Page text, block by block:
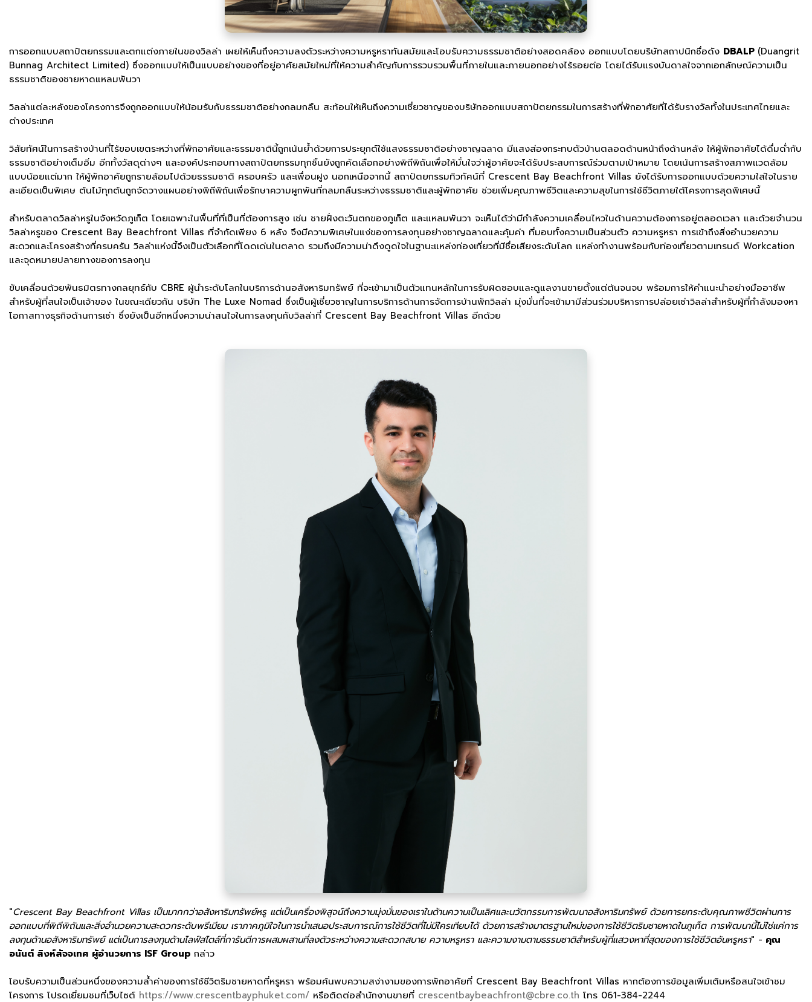
การออกแบบสถาปัตยกรรมและตกแต่งภายในของวิลล่า เผยให้เห็นถึงความลงตัวระหว่างความหรูหราทันสมัยและโอบรับความธรรมชาติอย่างสอดคล้อง ออกแบบโดยบริษัทสถาปนิกชื่อดัง DBALP (Duangrit
Bunnag Architect Limited) ซึ่งออกแบบให้เป็นแบบอย่างของที่อยู่อาศัยสมัยใหม่ที่ให้ความสำคัญกับการรวบรวมพื้นที่ภายในและภายนอกอย่างไร้รอยต่อ โดยได้รับแรงบันดาลใจจากเอกลักษณ์ความเป็น
ธรรมชาติของชายหาดแหลมพันวา
วิลล่าแต่ละหลังของโครงการจึงถูกออกแบบให้น้อมรับกับธรรมชาติอย่างกลมกลืน สะท้อนให้เห็นถึงความเชี่ยวชาญของบริษัทออกแบบสถาปัตยกรรมในการสร้างที่พักอาศัยที่ได้รับรางวัลทั้งในประเทศไทยและ
ต่างประเทศ
วิสัยทัศน์ในการสร้างบ้านที่ไร้ขอบเขตระหว่างที่พักอาศัยและธรรมชาตินี้ถูกเน้นย้ำด้วยการประยุกต์ใช้แสงธรรมชาติอย่างชาญฉลาด มีแสงส่องกระทบตัวบ้านตลอดด้านหน้าถึงด้านหลัง ให้ผู้พักอาศัยได้ดื่มด่ำกับ
ธรรมชาติอย่างเต็มอิ่ม อีกทั้งวัสดุต่างๆ และองค์ประกอบทางสถาปัตยกรรมทุกชิ้นยังถูกคัดเลือกอย่างพิถีพิถันเพื่อให้มั่นใจว่าผู้อาศัยจะได้รับประสบการณ์ร่วมตามเป้าหมาย โดยเน้นการสร้างสภาพแวดล้อม
แบบน้อยแต่มาก ให้ผู้พักอาศัยถูกรายล้อมไปด้วยธรรมชาติ ครอบครัว และเพื่อนฝูง นอกเหนือจากนี้ สถาปัตยกรรมทิวทัศน์ที่ Crescent Bay Beachfront Villas ยังได้รับการออกแบบด้วยความใส่ใจในราย
ละเอียดเป็นพิเศษ ต้นไม้ทุกต้นถูกจัดวางแผนอย่างพิถีพิถันเพื่อรักษาความผูกพันที่กลมกลืนระหว่างธรรมชาติและผู้พักอาศัย ช่วยเพิ่มคุณภาพชีวิตและความสุขในการใช้ชีวิตภายใต้โครงการสุดพิเศษนี้
สำหรับตลาดวิลล่าหรูในจังหวัดภูเก็ต โดยเฉพาะในพื้นที่ที่เป็นที่ต้องการสูง เช่น ชายฝั่งตะวันตกของภูเก็ต และแหลมพันวา จะเห็นได้ว่ามีกำลังความเคลื่อนไหวในด้านความต้องการอยู่ตลอดเวลา และด้วยจำนวน
วิลล่าหรูของ Crescent Bay Beachfront Villas ที่จำกัดเพียง 6 หลัง จึงมีความพิเศษในแง่ของการลงทุนอย่างชาญฉลาดและคุ้มค่า ที่มอบทั้งความเป็นส่วนตัว ความหรูหรา การเข้าถึงสิ่งอำนวยความ
สะดวกและโครงสร้างที่ครบครัน วิลล่าแห่งนี้จึงเป็นตัวเลือกที่โดดเด่นในตลาด รวมถึงมีความน่าดึงดูดใจในฐานะแหล่งท่องเที่ยวที่มีชื่อเสียงระดับโลก แหล่งทำงานพร้อมกับท่องเที่ยวตามเทรนด์ Workcation
และจุดหมายปลายทางของการลงทุน
ขับเคลื่อนด้วยพันธมิตรทางกลยุทธ์กับ CBRE ผู้นำระดับโลกในบริการด้านอสังหาริมทรัพย์ ที่จะเข้ามาเป็นตัวแทนหลักในการรับผิดชอบและดูแลงานขายตั้งแต่ต้นจนจบ พร้อมการให้คำแนะนำอย่างมืออาชีพ
สำหรับผู้ที่สนใจเป็นเจ้าของ ในขณะเดียวกัน บริษัท The Luxe Nomad ซึ่งเป็นผู้เชี่ยวชาญในการบริการด้านการจัดการบ้านพักวิลล่า มุ่งมั่นที่จะเข้ามามีส่วนร่วมบริหารการปล่อยเช่าวิลล่าสำหรับผู้ที่กำลังมองหา
โอกาสทางธุรกิจด้านการเช่า ซึ่งยังเป็นอีกหนึ่งความน่าสนใจในการลงทุนกับวิลล่าที่ Crescent Bay Beachfront Villas อีกด้วย
"Crescent Bay Beachfront Villas เป็นมากกว่าอสังหาริมทรัพย์หรู แต่เป็นเครื่องพิสูจน์ถึงความมุ่งมั่นของเราในด้านความเป็นเลิศและนวัตกรรมการพัฒนาอสังหาริมทรัพย์ ด้วยการยกระดับคุณภาพชีวิตผ่านการ
ออกแบบที่พิถีพิถันและสิ่งอำนวยความสะดวกระดับพรีเมียม เราภาคภูมิใจในการนำเสนอประสบการณ์การใช้ชีวิตที่ไม่มีใครเทียบได้ ด้วยการสร้างมาตรฐานใหม่ของการใช้ชีวิตริมชายหาดในภูเก็ต การพัฒนานี้ไม่ใช่แค่การ
ลงทุนด้านอสังหาริมทรัพย์ แต่เป็นการลงทุนด้านไลฟ์สไตล์ที่การันตีการผสมผสานที่ลงตัวระหว่างความสะดวกสบาย ความหรูหรา และความงามตามธรรมชาติสำหรับผู้ที่แสวงหาที่สุดของการใช้ชีวิตอันหรูหรา" - คุณ
อนันต์ สิงห์สัจจเทศ ผู้อำนวยการ ISF Group กล่าว
โอบรับความเป็นส่วนหนึ่งของความล้ำค่าของการใช้ชีวิตริมชายหาดที่หรูหรา พร้อมค้นพบความสง่างามของการพักอาศัยที่ Crescent Bay Beachfront Villas หากต้องการข้อมูลเพิ่มเติมหรือสนใจเข้าชม
โครงการ โปรดเยี่ยมชมที่เว็บไซต์ https://www.crescentbayphuket.com/ หรือติดต่อสำนักงานขายที่ crescentbaybeachfront@cbre.co.th โทร 061-384-2244